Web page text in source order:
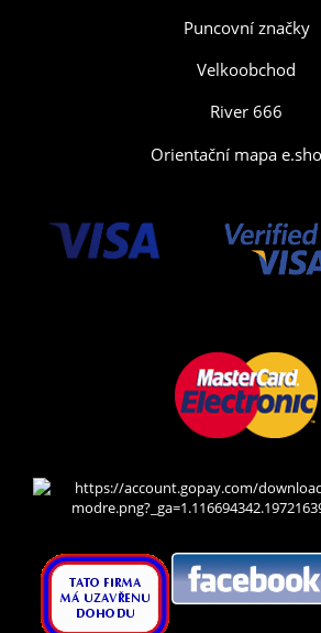
Puncovní značky
Velkoobchod
River 666
Orientační mapa